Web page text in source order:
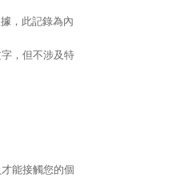
，此記錄為內
，但不涉及特
能接觸您的個